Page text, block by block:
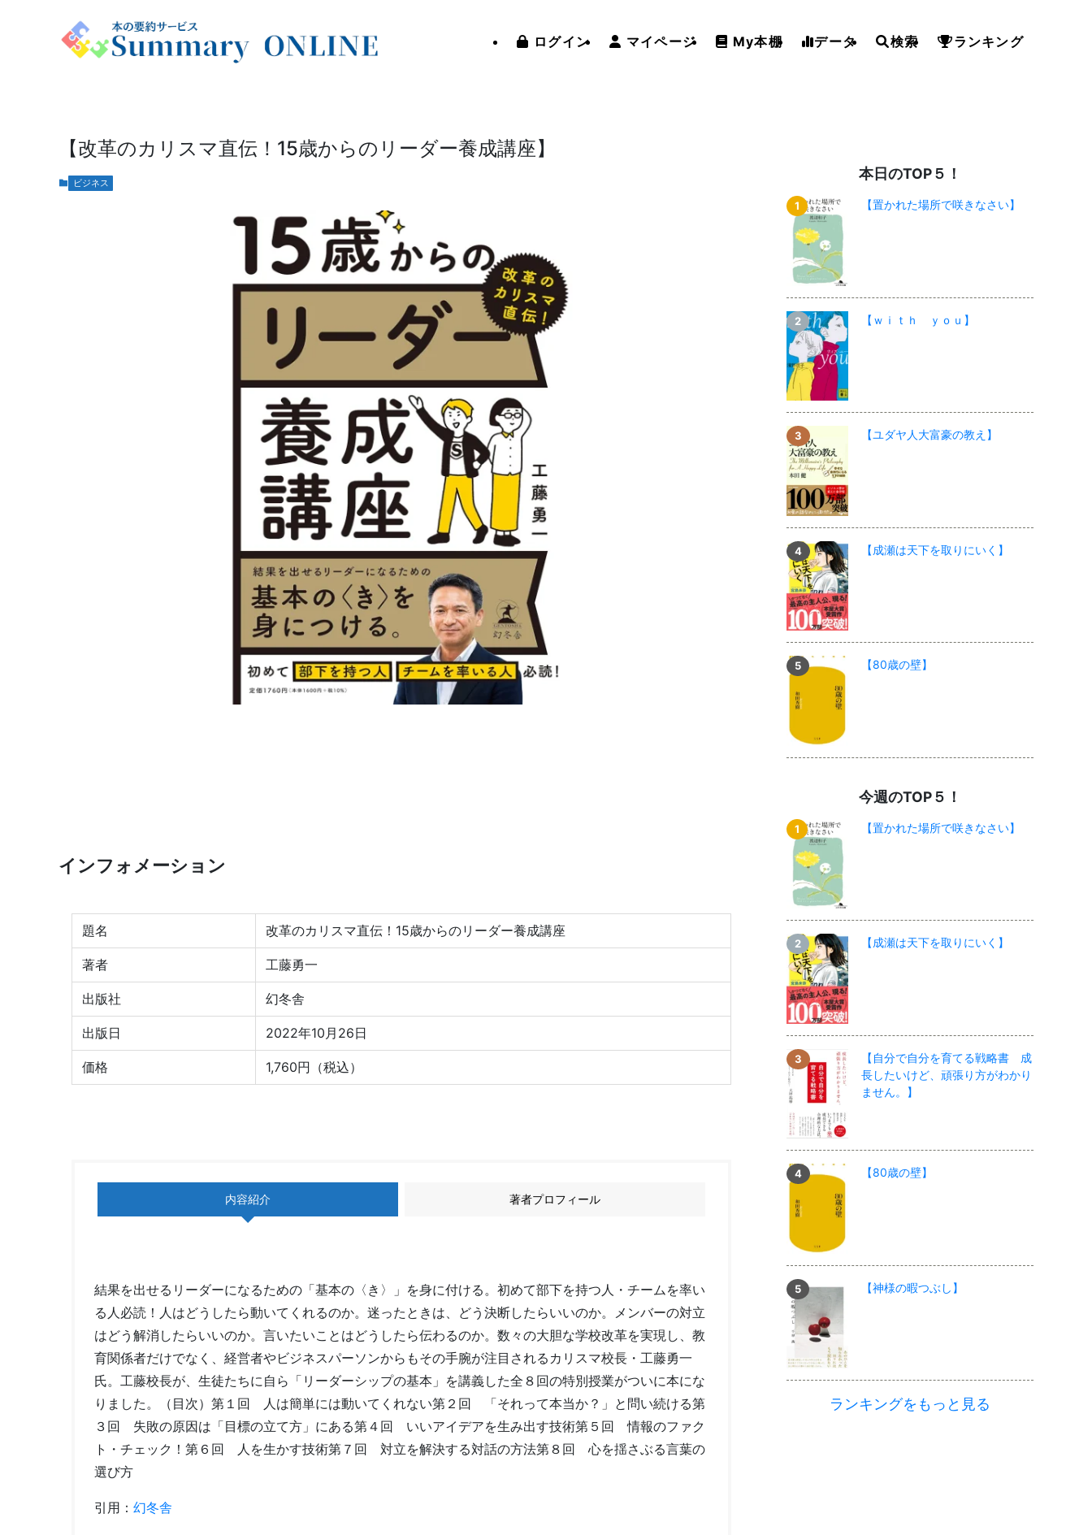
ログイン マイページ My本棚 データ 検索 ランキング
【改革のカリスマ直伝！15歳からのリーダー養成講座】
ビジネス
インフォメーション
題名 改革のカリスマ直伝！15歳からのリーダー養成講座
著者 工藤勇一
出版社 幻冬舎
出版日 2022年10月26日
価格 1,760円（税込）
内容紹介 著者プロフィール
結果を出せるリーダーになるための「基本の〈き〉」を身に付ける。初めて部下を持つ人・チームを率い
る人必読！人はどうしたら動いてくれるのか。迷ったときは、どう決断したらいいのか。メンバーの対立
はどう解消したらいいのか。言いたいことはどうしたら伝わるのか。数々の大胆な学校改革を実現し、教
育関係者だけでなく、経営者やビジネスパーソンからもその手腕が注目されるカリスマ校長・工藤勇一
氏。工藤校長が、生徒たちに自ら「リーダーシップの基本」を講義した全８回の特別授業がついに本にな
りました。（目次）第１回 人は簡単には動いてくれない第２回 「それって本当か？」と問い続ける第
３回 失敗の原因は「目標の立て方」にある第４回 いいアイデアを生み出す技術第５回 情報のファク
ト・チェック！第６回 人を生かす技術第７回 対立を解決する対話の方法第８回 心を揺さぶる言葉の
選び方
引用： 幻冬舎
本日のTOP５！
【置かれた場所で咲きなさい】
【ｗｉｔｈ ｙｏｕ】
【ユダヤ人大富豪の教え】
【成瀬は天下を取りにいく】
【80歳の壁】
今週のTOP５！
【置かれた場所で咲きなさい】
【成瀬は天下を取りにいく】
【自分で自分を育てる戦略書 成
長したいけど、頑張り方がわかり
ません。】
【80歳の壁】
【神様の暇つぶし】
ランキングをもっと見る